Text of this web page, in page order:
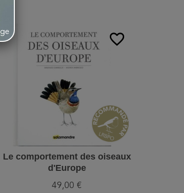
favorite_border
Le comportement des oiseaux
d'Europe
49,00 €